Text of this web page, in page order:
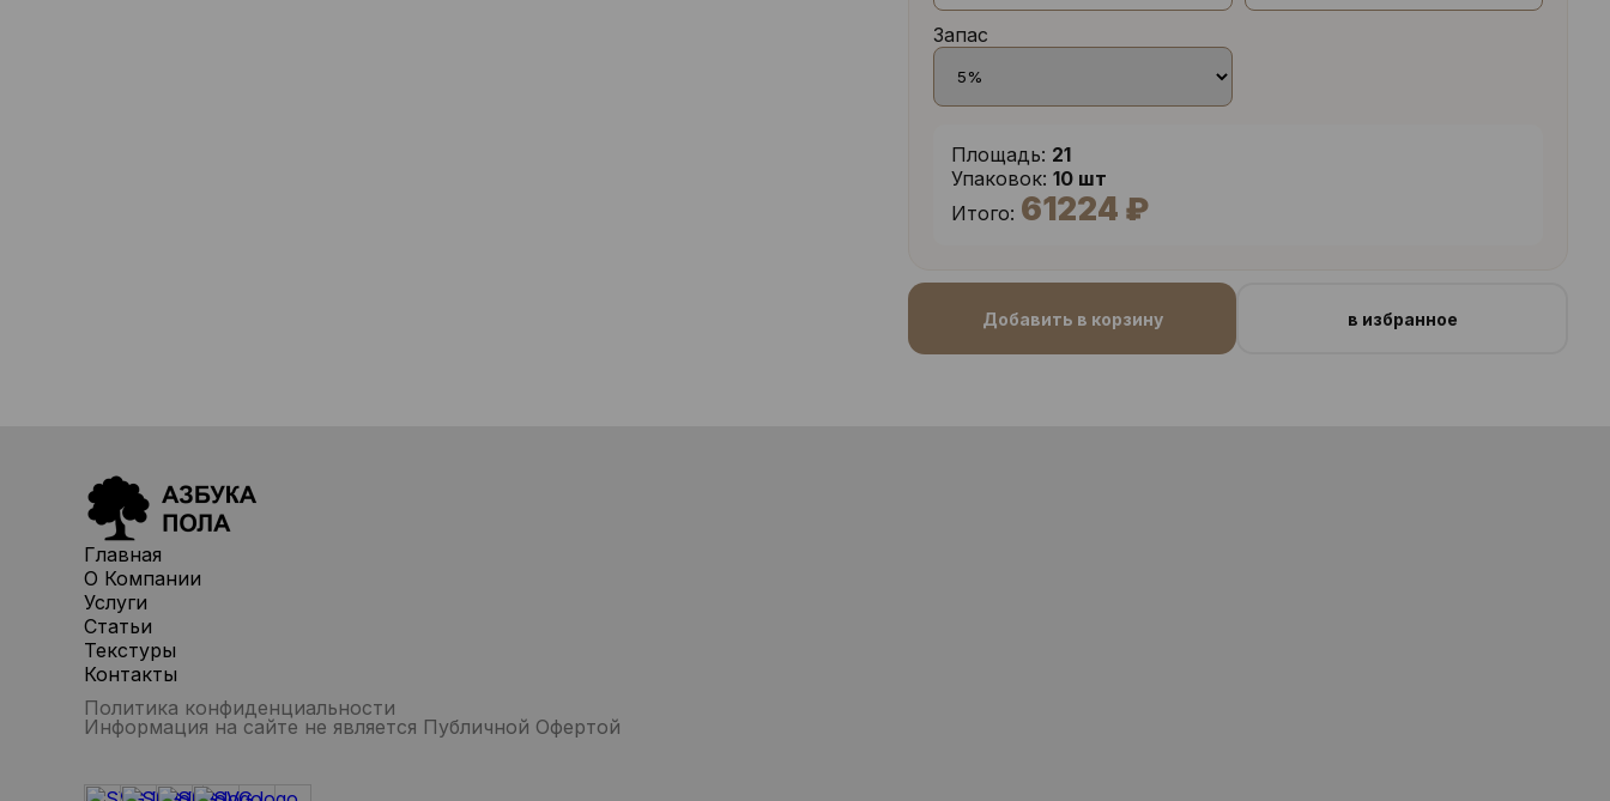
Запас
Площадь: 21
Упаковок: 10 шт
Итого: 61224 ₽
Добавить в корзину в избранное
Главная
О Компании
Услуги
Статьи
Текстуры
Контакты
Политика конфиденциальности
Информация на сайте не является Публичной Офертой